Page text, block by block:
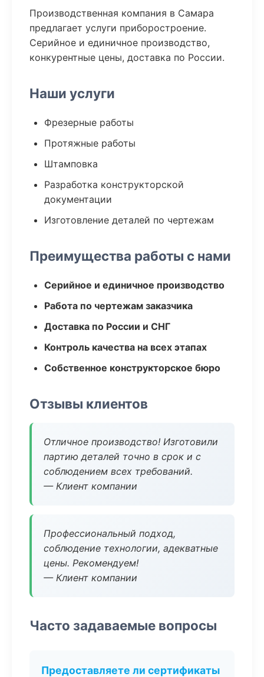
Производственная компания в Самара
предлагает услуги приборостроение.
Серийное и единичное производство,
конкурентные цены, доставка по России.
Наши услуги
Фрезерные работы
Протяжные работы
Штамповка
Разработка конструкторской
документации
Изготовление деталей по чертежам
Преимущества работы с нами
Серийное и единичное производство
Работа по чертежам заказчика
Доставка по России и СНГ
Контроль качества на всех этапах
Собственное конструкторское бюро
Отзывы клиентов
Отличное производство! Изготовили
партию деталей точно в срок и с
соблюдением всех требований.
— Клиент компании
Профессиональный подход,
соблюдение технологии, адекватные
цены. Рекомендуем!
— Клиент компании
Часто задаваемые вопросы
Предоставляете ли сертификаты